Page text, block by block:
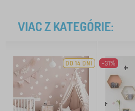
VIAC Z KATEGÓRIE:
DO 14 DNÍ -31%